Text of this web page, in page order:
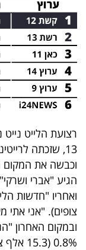
רצועת הלייט
וכבשה את המקום
0.8% (15.3 אלף צופים).